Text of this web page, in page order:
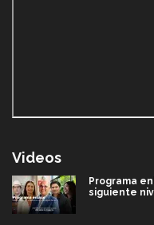
Videos
Programa
siguiente